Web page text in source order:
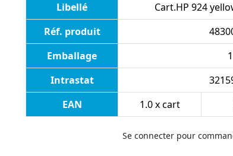
Libellé
Cart.HP 924
Réf. produit
Emballage
1
Intrastat
EAN
1.0 x cart
Se connecter pour